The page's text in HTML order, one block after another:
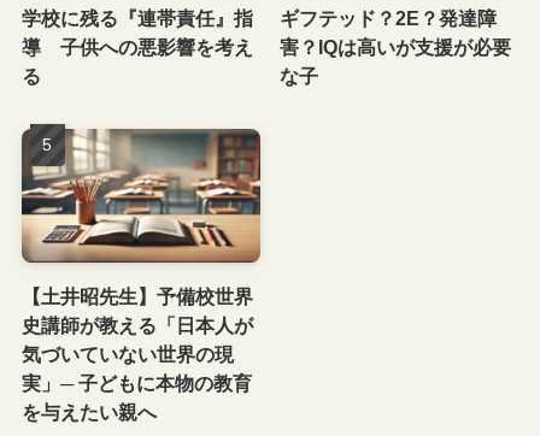
学校に残る『連帯責任』指
導 子供への悪影響を考え
る
ギフテッド？2E？発達障
害？IQは高いが支援が必要
な子
【土井昭先生】予備校世界
史講師が教える「日本人が
気づいていない世界の現
実」─ 子どもに本物の教育
を与えたい親へ